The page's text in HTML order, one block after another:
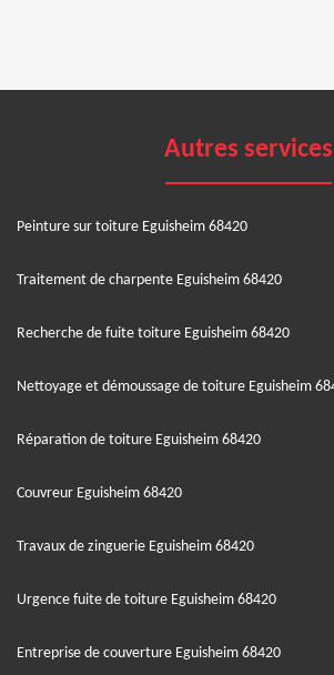
Autres services
Peinture sur toiture Eguisheim 68420
Traitement de charpente Eguisheim 68420
Recherche de fuite toiture Eguisheim 68420
Nettoyage et démoussage de toiture Eguisheim
Réparation de toiture Eguisheim 68420
Couvreur Eguisheim 68420
Travaux de zinguerie Eguisheim 68420
Urgence fuite de toiture Eguisheim 68420
Entreprise de couverture Eguisheim 68420